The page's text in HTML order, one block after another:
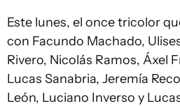
Este lunes, el once tricolor
con Facundo Machado,
Rivero, Nicolás Ramos, Áxel
Lucas Sanabria, Jeremía
León, Luciano Inverso y